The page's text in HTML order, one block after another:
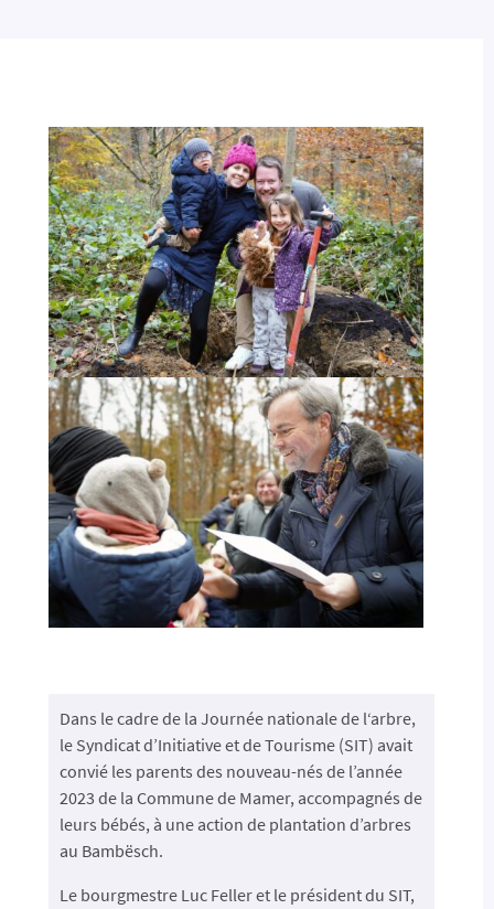
Dans le cadre de la Journée nationale de l‘arbre,
le Syndicat d’Initiative et de Tourisme (SIT) avait
convié les parents des nouveau-nés de l’année
2023 de la Commune de Mamer, accompagnés de
leurs bébés, à une action de plantation d’arbres
au Bambësch.
Le bourgmestre Luc Feller et le président du SIT,